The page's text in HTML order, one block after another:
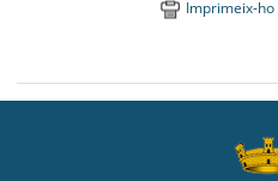
Imprimeix-ho